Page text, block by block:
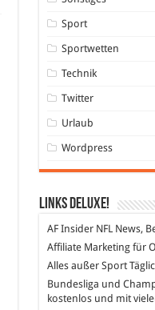
Sport
Sportwetten
Technik
Twitter
Urlaub
Wordpress
Links DeLuXe!
AF InsiderNFL News,
Affiliate Marketingfür
Alles außer Sport
Bundesliga und
kostenlos und mit